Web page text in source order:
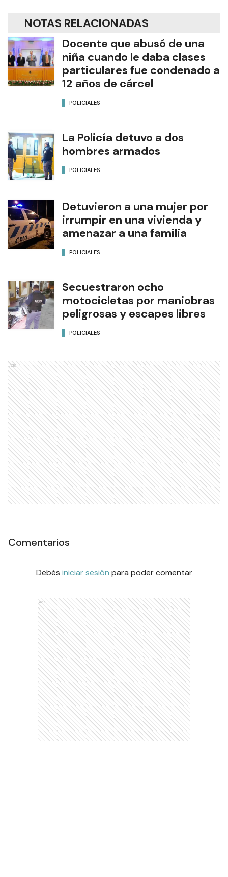
NOTAS RELACIONADAS
Docente que abusó de una
niña cuando le daba clases
particulares fue condenado a
12 años de cárcel
POLICIALES
La Policía detuvo a dos
hombres armados
POLICIALES
Detuvieron a una mujer por
irrumpir en una vivienda y
amenazar a una familia
POLICIALES
Secuestraron ocho
motocicletas por maniobras
peligrosas y escapes libres
POLICIALES
Ads
Comentarios
Debés iniciar sesión para poder comentar
Ads